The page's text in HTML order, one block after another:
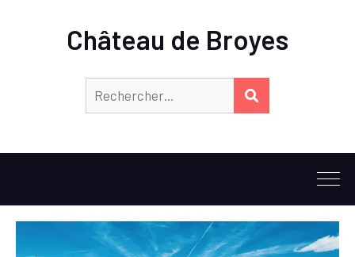
Château de Broyes